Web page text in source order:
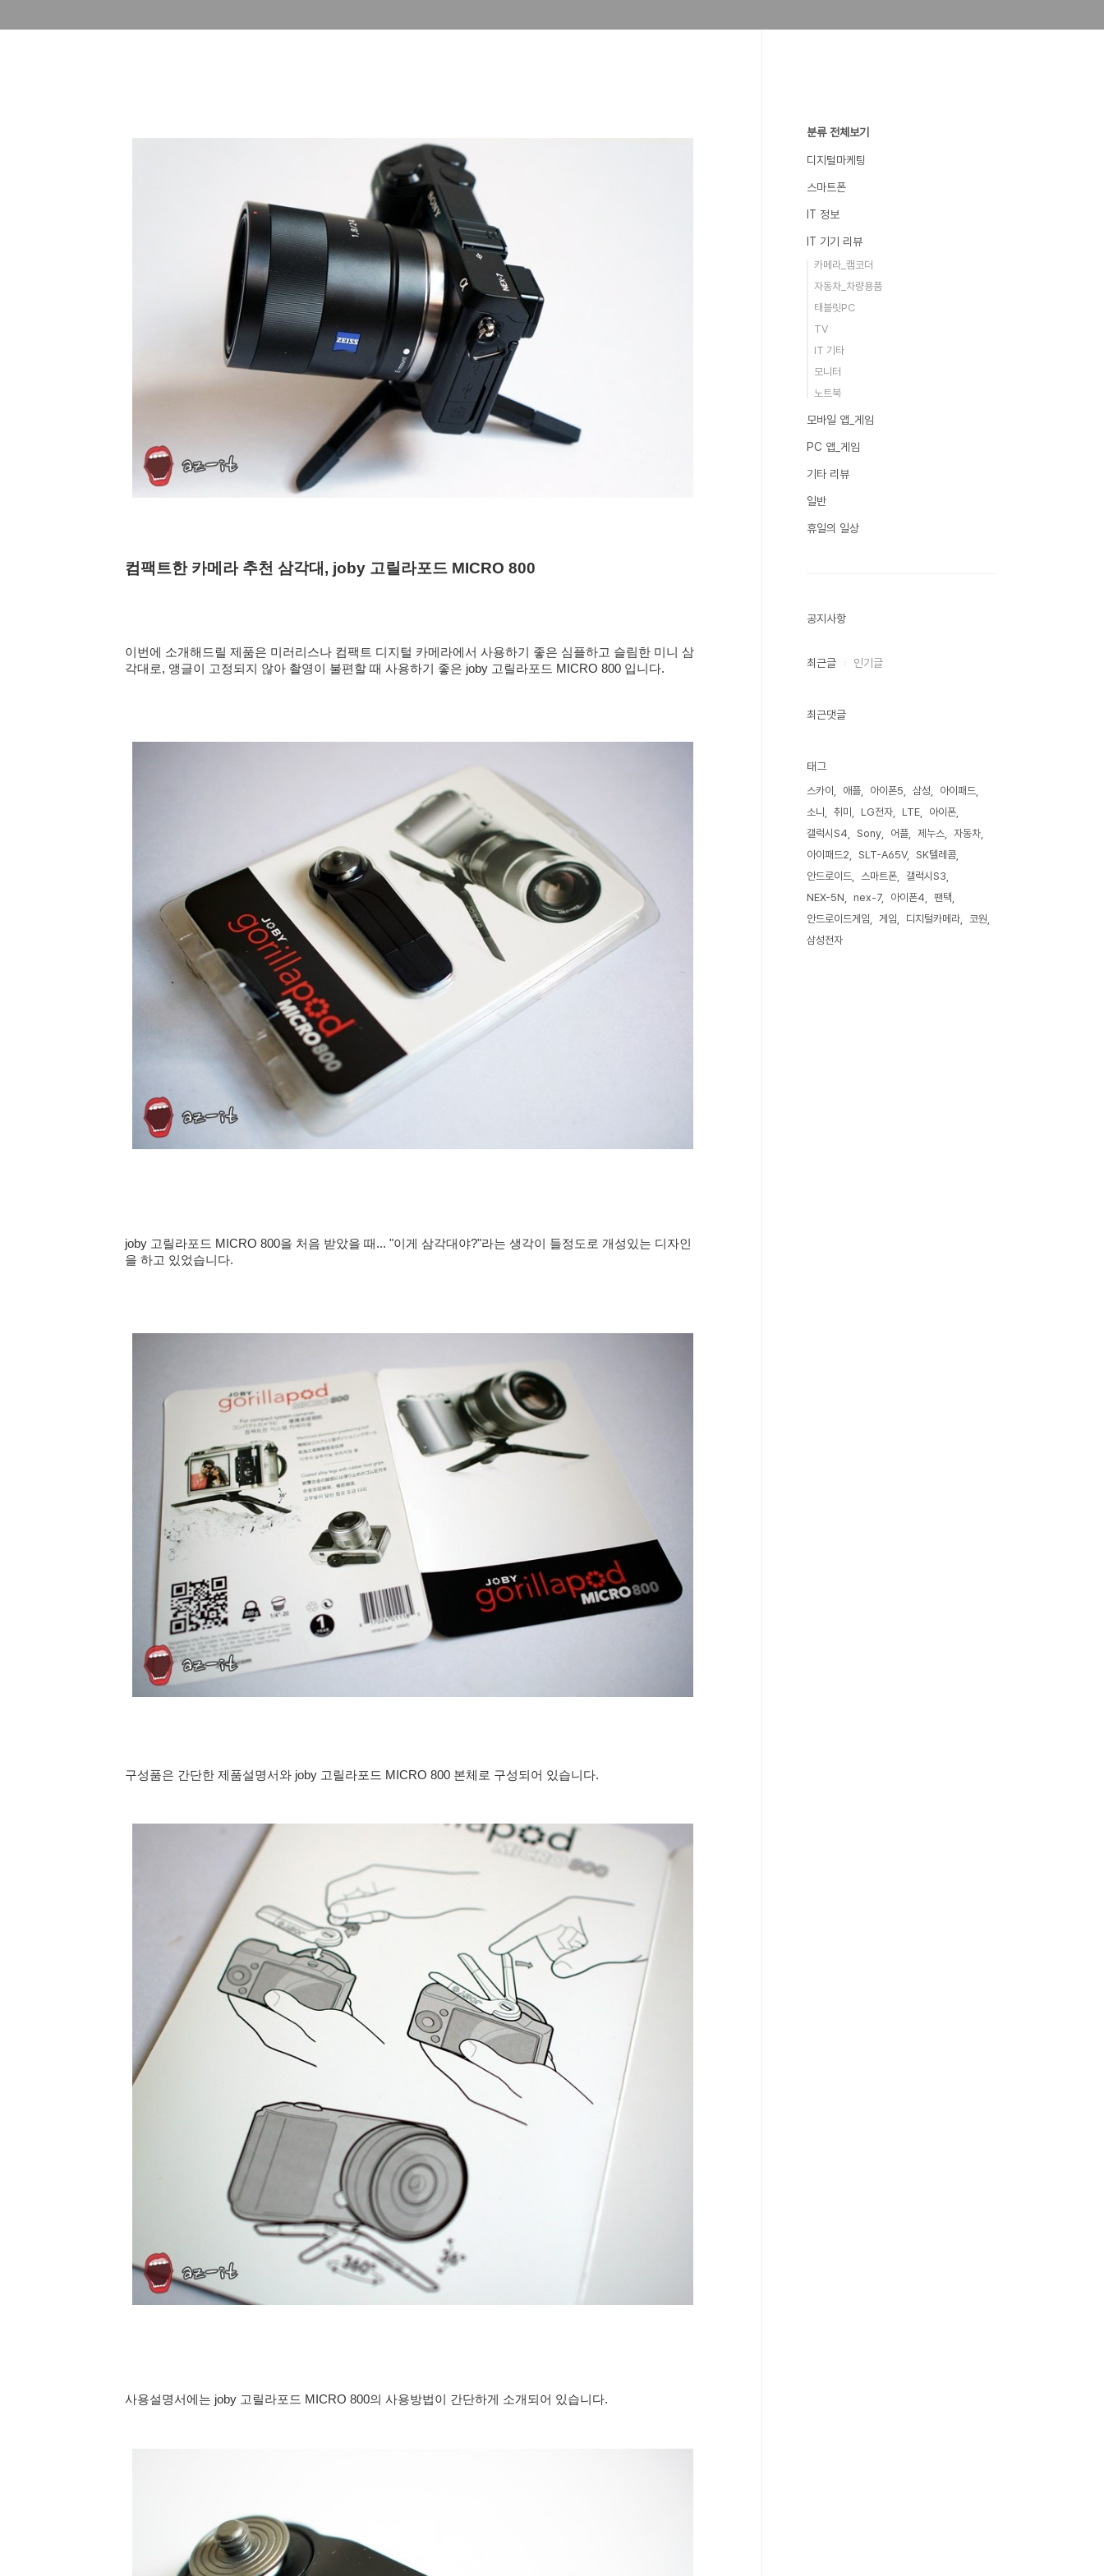
컴팩트한 카메라 추천 삼각대, joby 고릴라포드 MICRO 800
이번에 소개해드릴 제품은 미러리스나 컴팩트 디지털 카메라에서 사용하기 좋은 심플하고 슬림한 미니 삼
각대로, 앵글이 고정되지 않아 촬영이 불편할 때 사용하기 좋은 joby 고릴라포드 MICRO 800 입니다.
joby 고릴라포드 MICRO 800을 처음 받았을 때... "이게 삼각대야?"라는 생각이 들정도로 개성있는 디자인
을 하고 있었습니다.
구성품은 간단한 제품설명서와 joby 고릴라포드 MICRO 800 본체로 구성되어 있습니다.
사용설명서에는 joby 고릴라포드 MICRO 800의 사용방법이 간단하게 소개되어 있습니다.
분류 전체보기
디지털마케팅
스마트폰
IT 정보
IT 기기 리뷰
카메라_캠코더
자동차_차량용품
태블릿PC
TV
IT 기타
모니터
노트북
모바일 앱_게임
PC 앱_게임
기타 리뷰
일반
휴일의 일상
공지사항
최근글 인기글
최근댓글
태그
스카이 애플 아이폰5 삼성
아이패드
소니
취미 LG전자 LTE
아이폰
갤럭시S4
Sony 어플 제누스
자동차
아이패드2
SLT-A65V
SK텔레콤
안드로이드
스마트폰
갤럭시S3
NEX-5N
nex-7 아이폰4
팬택
안드로이드게임
게임 디지털카메라
코원
삼성전자